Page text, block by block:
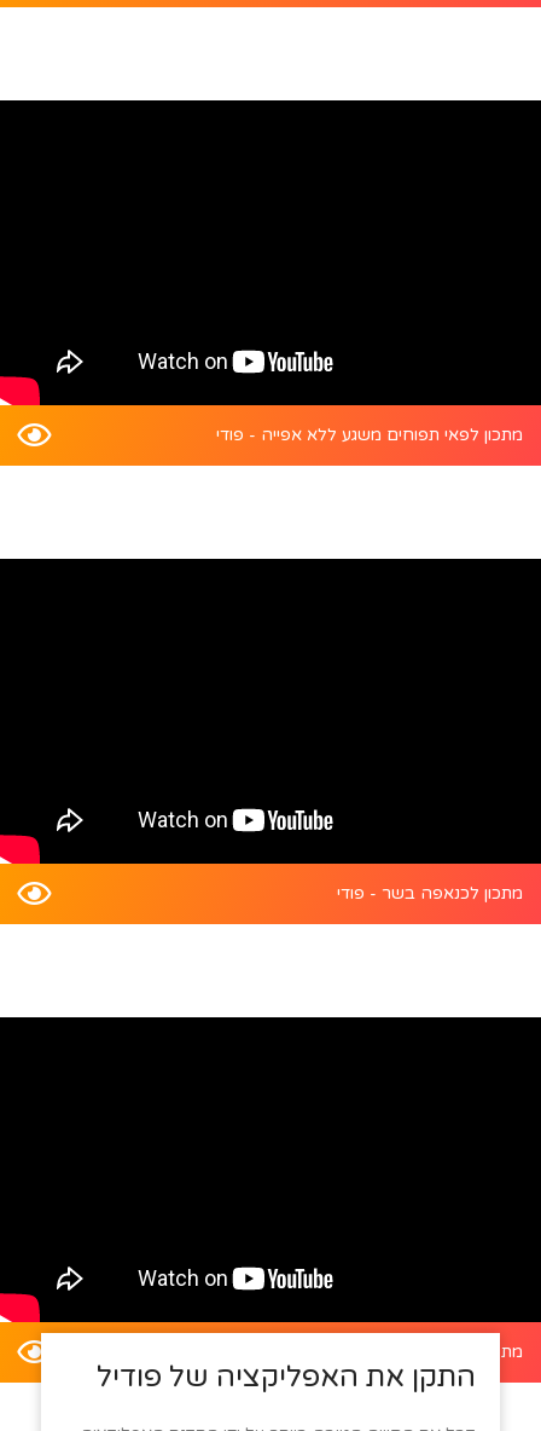
מתכון לפאי תפוחים משגע ללא אפייה - פודי
מתכון לכנאפה בשר - פודי
מתכון לדלעת ערמונים במילוי סלט קינואה - פודי
התקן את האפליקציה של פודיל